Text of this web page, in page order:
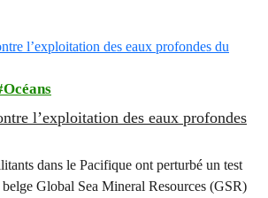
Océans
l’exploitation des eaux profondes
dans le Pacifique ont perturbé un test
belge Global Sea Mineral Resources (GSR)